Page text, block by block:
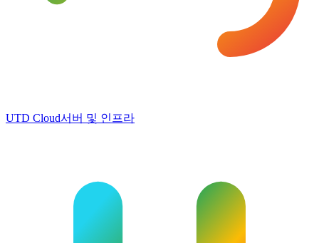
UTD Cloud서버 및 인프라